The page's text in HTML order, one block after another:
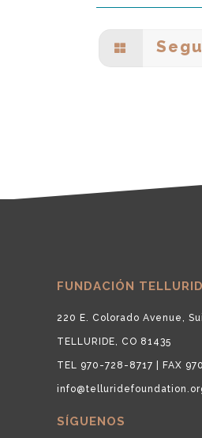
FUNDACIÓN
220 E. Colorado Avenue,
TELLURIDE, CO 81435
TEL 970-728-8717 | FAX
SÍGUENOS